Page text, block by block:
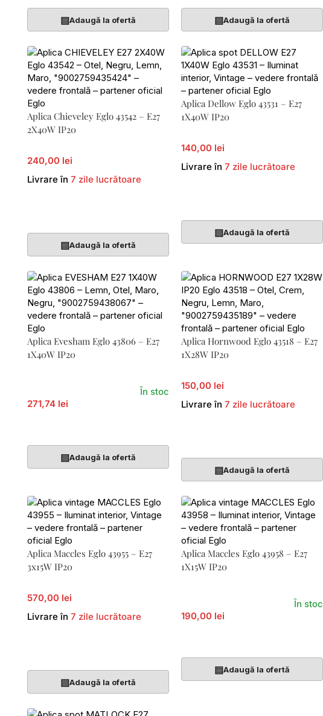
▤Adaugă la ofertă ▤Adaugă la ofertă
Aplica Chieveley Eglo 43542 – E27
2X40W IP20
240,00 lei
Livrare în 7 zile lucrătoare
▤Adaugă la ofertă
Aplica Dellow Eglo 43531 – E27
1X40W IP20
140,00 lei
Livrare în 7 zile lucrătoare
▤Adaugă la ofertă
Aplica Evesham Eglo 43806 – E27
1X40W IP20
271,74 lei
În stoc
▤Adaugă la ofertă
Aplica Hornwood Eglo 43518 – E27
1X28W IP20
150,00 lei
Livrare în 7 zile lucrătoare
▤Adaugă la ofertă
Aplica Maccles Eglo 43955 – E27
3x15W IP20
570,00 lei
Livrare în 7 zile lucrătoare
▤Adaugă la ofertă
Aplica Maccles Eglo 43958 – E27
1X15W IP20
190,00 lei
În stoc
▤Adaugă la ofertă